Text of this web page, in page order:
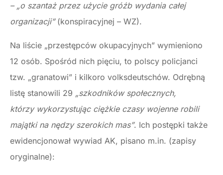
– „o szantaż przez użycie gróźb wydania całej
organizacji” (konspiracyjnej – WZ).
Na liście „przestępców okupacyjnych” wymieniono
12 osób. Spośród nich pięciu, to polscy policjanci
tzw. „granatowi” i kilkoro volksdeutschów. Odrębną
listę stanowili 29 „szkodników społecznych,
którzy wykorzystując ciężkie czasy wojenne robili
majątki na nędzy szerokich mas”. Ich postępki także
ewidencjonował wywiad AK, pisano m.in. (zapisy
oryginalne):